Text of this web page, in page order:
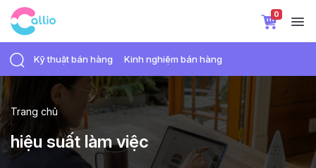
0
Kỹ thuật bán hàng Kinh nghiệm bán hàng
Trang chủ
hiệu suất làm việc